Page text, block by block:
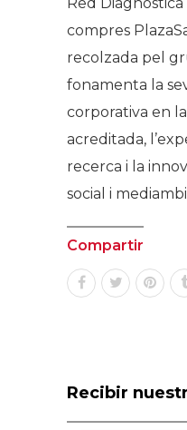
compres
recolzada pel
fonamenta la
corporativa en
acreditada,
recerca i la
social i
Compartir
Recibir